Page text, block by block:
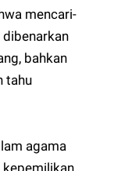
mencari-
bahkan
tahu
agama
kepemilikan